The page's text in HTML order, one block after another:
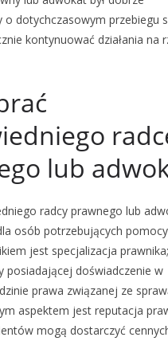
dotychczasowym przebiegu
kontynuować działania na
lub
radcy prawnego lub
osób potrzebujących
jest specjalizacja
posiadającej doświadczenie w
prawa związanej ze
aspektem jest reputacja
mogą dostarczyć